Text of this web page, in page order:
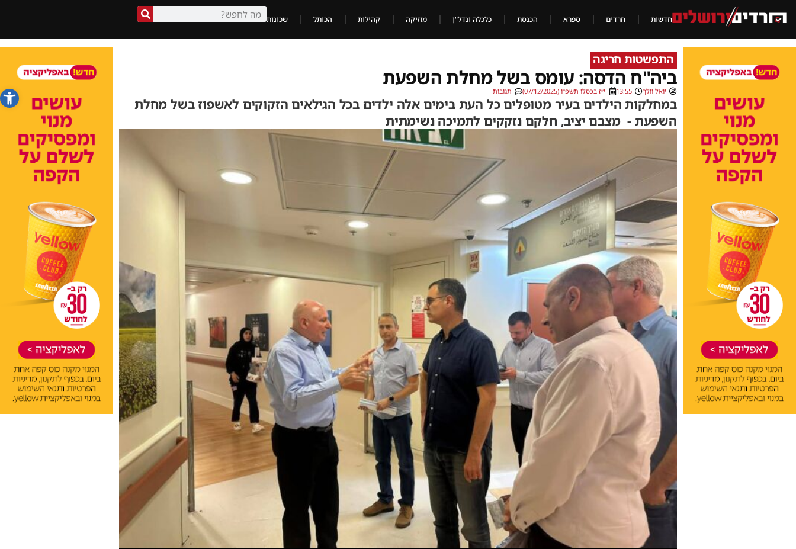
פתח
חדשות חרדים ספרא הכנסת כלכלה ונדל"ן מוזיקה קהילות הכותל שכונות
התפשטות חריגה
ביה"ח הדסה: עומס בשל מחלת השפעת
יואל וולך 13:55 י״ז בכסלו תשפ״ו (07/12/2025) תגובות
במחלקות הילדים בעיר מטופלים כל העת בימים אלה ילדים בכל הגילאים הזקוקים לאשפוז בשל מחלת
השפעת - מצבם יציב, חלקם נזקקים לתמיכה נשימתית